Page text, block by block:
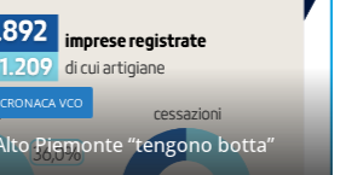
CRONACA VCO
Piemonte “tengono botta”